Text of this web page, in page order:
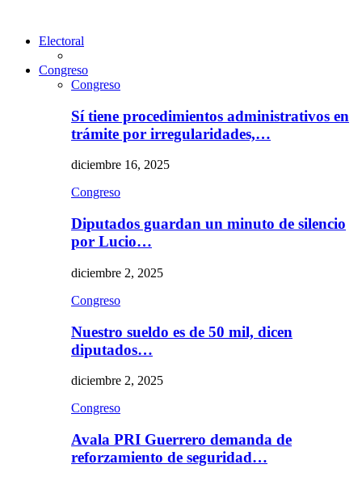
Electoral
Congreso
Congreso
Sí tiene procedimientos administrativos en
trámite por irregularidades,…
diciembre 16, 2025
Congreso
Diputados guardan un minuto de silencio
por Lucio…
diciembre 2, 2025
Congreso
Nuestro sueldo es de 50 mil, dicen
diputados…
diciembre 2, 2025
Congreso
Avala PRI Guerrero demanda de
reforzamiento de seguridad…